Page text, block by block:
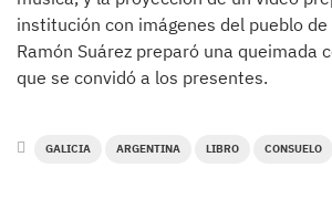
institución con imágenes del pueblo
Ramón Suárez preparó una queimada
que se convidó a los presentes.
GALICIA ARGENTINA LIBRO CONSUELO